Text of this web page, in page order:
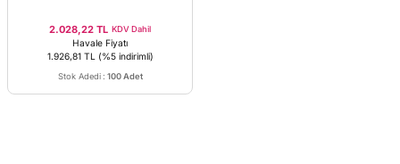
2.028,22 TL KDV Dahil
Havale Fiyatı
1.926,81 TL
(%5 indirimli)
Stok Adedi : 100 Adet